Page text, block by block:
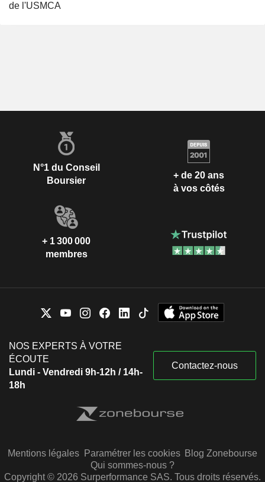
de l'USMCA
N°1 du Conseil
Boursier
+ de 20 ans
à vos côtés
+ 1 300 000
membres
NOS EXPERTS À VOTRE
ÉCOUTE
Lundi - Vendredi 9h-12h / 14h-
18h
Contactez-nous
Mentions légales Paramétrer les cookies Blog Zonebourse
Qui sommes-nous ?
Copyright © 2026 Surperformance SAS. Tous droits réservés.